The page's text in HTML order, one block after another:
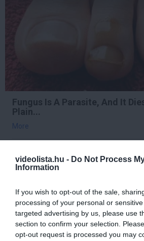
videolista.hu - Do Not Process
Information
If you wish to opt-out of the sale,
processing of your personal or
targeted advertising by us, please use
section to confirm your selection.
opt-out request is processed you may
Fungus Is A Parasite, And It
Plain...
More
2 h 33 min